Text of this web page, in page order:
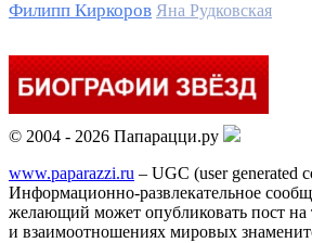
Филипп Киркоров Яна Рудковская
© 2004 - 2026 Папарацци.ру
www.paparazzi.ru – UGC (user generated
Информационно-развлекательное
желающий может опубликовать пост на
и взаимоотношениях мировых